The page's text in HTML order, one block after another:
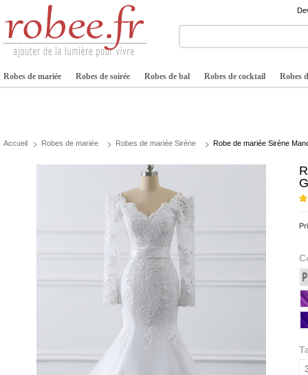
Robes de mariée Robes de soirée Robes de bal Robes de cocktail Robes
Accueil Robes de mariée Robes de mariée Sirène Robe de mariée Sirène